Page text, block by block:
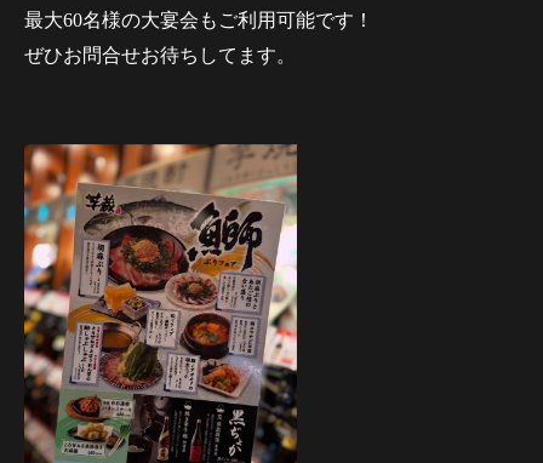
最大60名様の大宴会もご利用可能です！
ぜひお問合せお待ちしてます。